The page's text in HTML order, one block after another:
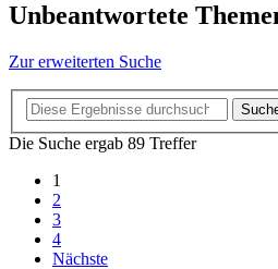
Unbeantwortete
Zur erweiterten Suche
Die Suche ergab 89 Treffer
1
2
3
4
Nächste